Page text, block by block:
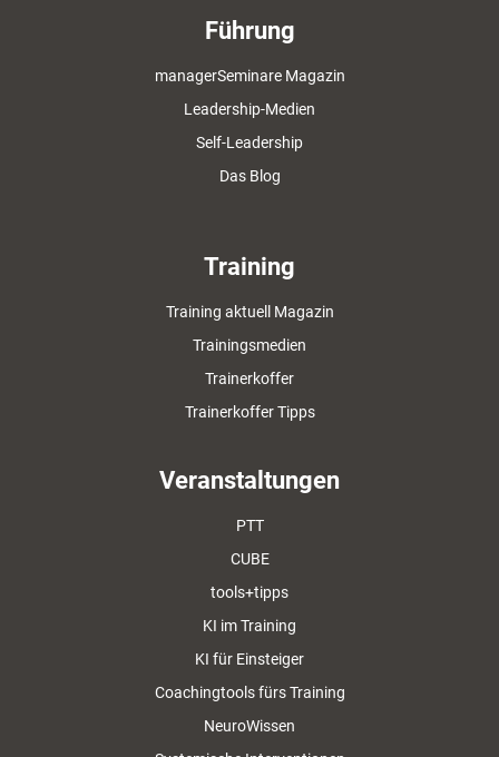
Führung
managerSeminare Magazin
Leadership-Medien
Self-Leadership
Das Blog
Training
Training aktuell Magazin
Trainingsmedien
Trainerkoffer
Trainerkoffer Tipps
Veranstaltungen
PTT
CUBE
tools+tipps
KI im Training
KI für Einsteiger
Coachingtools fürs Training
NeuroWissen